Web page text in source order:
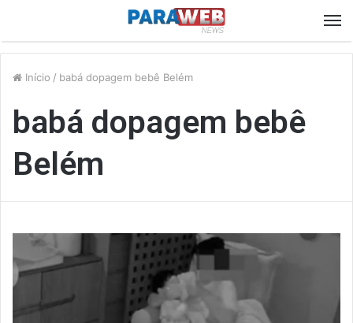
Início / babá dopagem bebê Belém
babá dopagem bebê
Belém